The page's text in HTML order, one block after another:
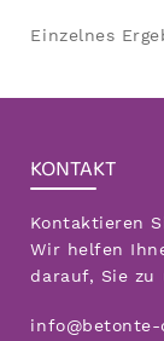
Einzelnes
KONTAKT
Kontaktieren
Wir helfen
darauf, Sie zu
info@betonte-